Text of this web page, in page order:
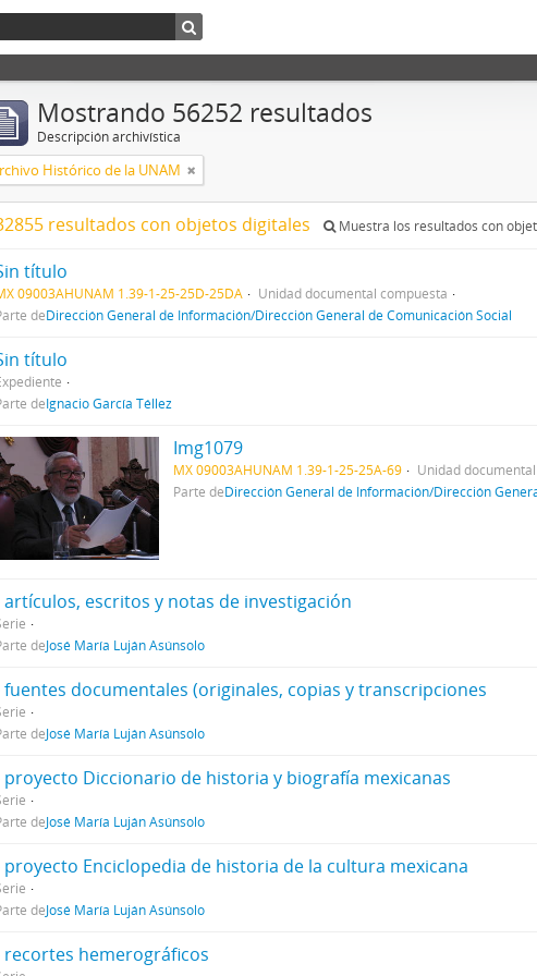
Mostrando 56252 resultados
Descripción archivística
Histórico de la UNAM
resultados con objetos digitales Muestra los resultados con
título
09003AHUNAM 1.39-1-25-25D-25DA
Unidad documental compuesta
deDirección General de Información/Dirección General de Comunicación Social
título
deIgnacio García Téllez
Img1079
MX 09003AHUNAM 1.39-1-25-25A-69
Unidad
Parte deDirección General de Información/Dirección
artículos, escritos y notas de investigación
deJosé María Luján Asúnsolo
fuentes documentales (originales, copias y transcripciones
deJosé María Luján Asúnsolo
proyecto Diccionario de historia y biografía mexicanas
deJosé María Luján Asúnsolo
proyecto Enciclopedia de historia de la cultura mexicana
deJosé María Luján Asúnsolo
recortes hemerográficos